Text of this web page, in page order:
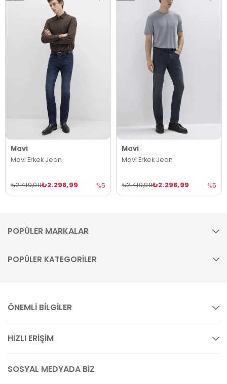
Mavi
Mavi Erkek Jean
₺2.298,99
₺2.419,99 %5
Mavi
Mavi Erkek Jean
₺2.298,99
₺2.419,99 %5
POPÜLER MARKALAR
POPÜLER KATEGORİLER
ÖNEMLİ BİLGİLER
HIZLI ERİŞİM
SOSYAL MEDYADA BİZ